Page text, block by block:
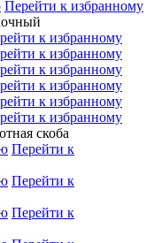
Перейти к избранному
к избранному
к избранному
к избранному
к избранному
к избранному
к избранному
скоба
Перейти к
Перейти к
Перейти к